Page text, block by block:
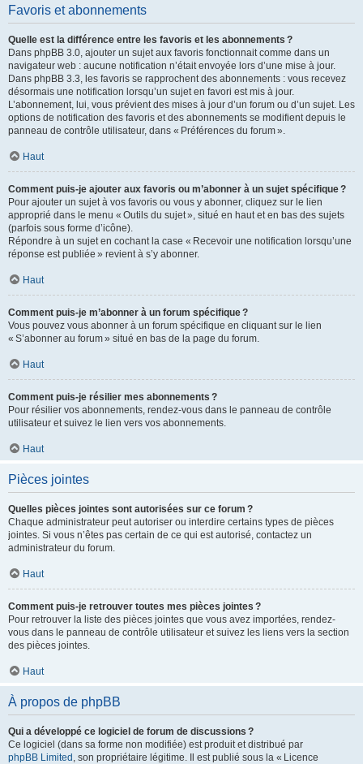
Favoris et abonnements
Quelle est la différence entre les favoris et les abonnements ?
Dans phpBB 3.0, ajouter un sujet aux favoris fonctionnait comme dans un
navigateur web : aucune notification n’était envoyée lors d’une mise à jour.
Dans phpBB 3.3, les favoris se rapprochent des abonnements : vous recevez
désormais une notification lorsqu’un sujet en favori est mis à jour.
L’abonnement, lui, vous prévient des mises à jour d’un forum ou d’un sujet. Les
options de notification des favoris et des abonnements se modifient depuis le
panneau de contrôle utilisateur, dans « Préférences du forum ».
Haut
Comment puis-je ajouter aux favoris ou m’abonner à un sujet spécifique ?
Pour ajouter un sujet à vos favoris ou vous y abonner, cliquez sur le lien
approprié dans le menu « Outils du sujet », situé en haut et en bas des sujets
(parfois sous forme d’icône).
Répondre à un sujet en cochant la case « Recevoir une notification lorsqu’une
réponse est publiée » revient à s’y abonner.
Haut
Comment puis-je m’abonner à un forum spécifique ?
Vous pouvez vous abonner à un forum spécifique en cliquant sur le lien
« S’abonner au forum » situé en bas de la page du forum.
Haut
Comment puis-je résilier mes abonnements ?
Pour résilier vos abonnements, rendez-vous dans le panneau de contrôle
utilisateur et suivez le lien vers vos abonnements.
Haut
Pièces jointes
Quelles pièces jointes sont autorisées sur ce forum ?
Chaque administrateur peut autoriser ou interdire certains types de pièces
jointes. Si vous n’êtes pas certain de ce qui est autorisé, contactez un
administrateur du forum.
Haut
Comment puis-je retrouver toutes mes pièces jointes ?
Pour retrouver la liste des pièces jointes que vous avez importées, rendez-
vous dans le panneau de contrôle utilisateur et suivez les liens vers la section
des pièces jointes.
Haut
À propos de phpBB
Qui a développé ce logiciel de forum de discussions ?
Ce logiciel (dans sa forme non modifiée) est produit et distribué par
phpBB Limited , son propriétaire légitime. Il est publié sous la « Licence